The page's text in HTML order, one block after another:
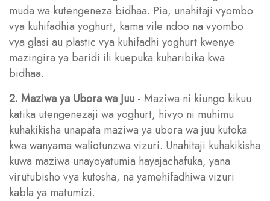
muda wa kutengeneza bidhaa. Pia, unahitaji vyombo
vya kuhifadhia yoghurt, kama vile ndoo na vyombo
vya glasi au plastic vya kuhifadhi yoghurt kwenye
mazingira ya baridi ili kuepuka kuharibika kwa
bidhaa.
2. Maziwa ya Ubora wa Juu - Maziwa ni kiungo kikuu
katika utengenezaji wa yoghurt, hivyo ni muhimu
kuhakikisha unapata maziwa ya ubora wa juu kutoka
kwa wanyama waliotunzwa vizuri. Unahitaji kuhakikisha
kuwa maziwa unayoyatumia hayajachafuka, yana
virutubisho vya kutosha, na yamehifadhiwa vizuri
kabla ya matumizi.